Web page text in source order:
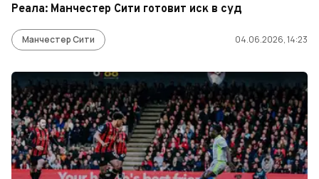
Реала: Манчестер Сити готовит иск в суд
Манчестер Сити 04.06.2026, 14:23